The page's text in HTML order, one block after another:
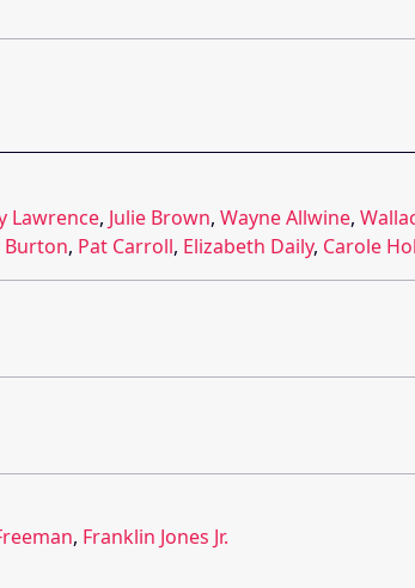
Lawrence, Julie Brown, Wayne Allwine,
Burton, Pat Carroll, Elizabeth Daily, Carole
, Franklin Jones Jr.